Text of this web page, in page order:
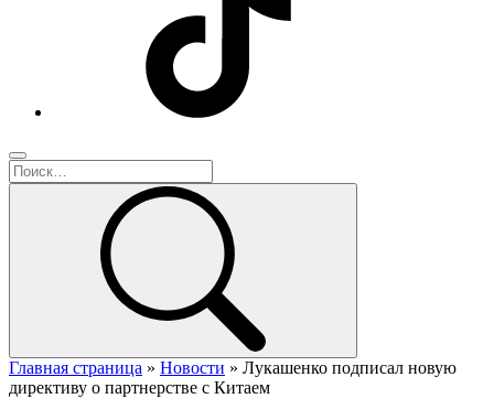
Главная страница » Новости » Лукашенко подписал новую
директиву о партнерстве с Китаем